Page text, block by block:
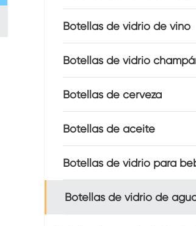
Botellas de vidrio de vino
Botellas de vidrio
Botellas de cerveza
Botellas de aceite
Botellas de vidrio para
Botellas de vidrio de